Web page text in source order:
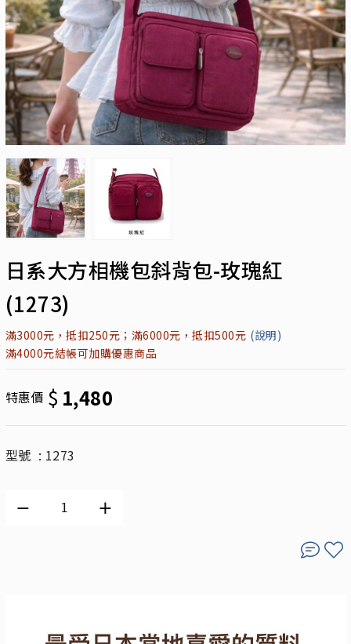
日系大方相機包斜背包-玫瑰紅
(1273)
滿3000元，抵扣250元；滿6000元，抵扣500元 (說明)
滿4000元結帳可加購優惠商品
特惠價 $ 1,480
型號 : 1273